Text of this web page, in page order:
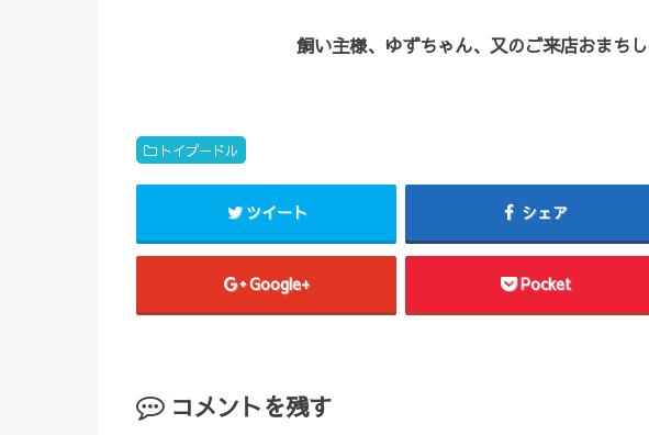
飼い主様、ゆずちゃん、又のご来店おまち
トイプードル
ツイート シェア
Google+ Pocket
コメントを残す